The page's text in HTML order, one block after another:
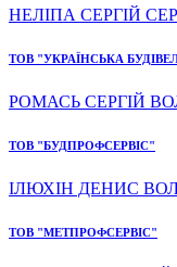
НЕЛІПА СЕРГІЙ
ТОВ "УКРАЇНСЬКА
РОМАСЬ СЕРГІЙ
ТОВ "БУДПРОФСЕРВІС"
ІЛЮХІН ДЕНИС
ТОВ "МЕТПРОФСЕРВІС"